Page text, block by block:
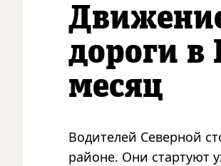
дороги в
месяц
Водителей Северной
районе. Они стартуют